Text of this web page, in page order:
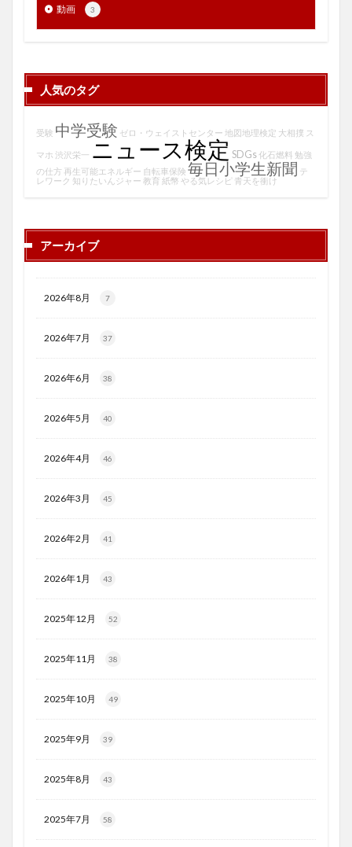
動画 3
人気のタグ
受験 中学受験 ゼロ・ウェイストセンター 地図地理検定 大相撲 ス
マホ 渋沢栄一 ニュース検定 SDGs 化石燃料 勉強
の仕方 再生可能エネルギー 自転車保険 毎日小学生新聞 テ
レワーク 知りたいんジャー 教育 紙幣 やる気レシピ 青天を衝け
アーカイブ
2026年8月 7
2026年7月 37
2026年6月 38
2026年5月 40
2026年4月 46
2026年3月 45
2026年2月 41
2026年1月 43
2025年12月 52
2025年11月 38
2025年10月 49
2025年9月 39
2025年8月 43
2025年7月 58